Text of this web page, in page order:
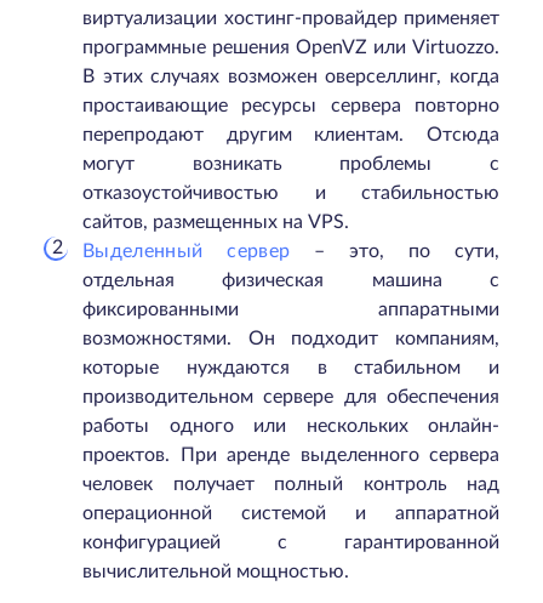
виртуализации хостинг-провайдер применяет
программные решения OpenVZ или Virtuozzo.
В этих случаях возможен оверселлинг, когда
простаивающие ресурсы сервера повторно
перепродают другим клиентам. Отсюда
могут возникать проблемы с
отказоустойчивостью и стабильностью
сайтов, размещенных на VPS.
Выделенный сервер – это, по сути,
отдельная физическая машина с
фиксированными аппаратными
возможностями. Он подходит компаниям,
которые нуждаются в стабильном и
производительном сервере для обеспечения
работы одного или нескольких онлайн-
проектов. При аренде выделенного сервера
человек получает полный контроль над
операционной системой и аппаратной
конфигурацией с гарантированной
вычислительной мощностью.